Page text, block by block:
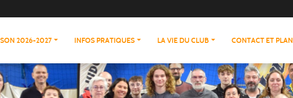
2026-2027 INFOS PRATIQUES LA VIE DU CLUB CONTACT ET PLAN